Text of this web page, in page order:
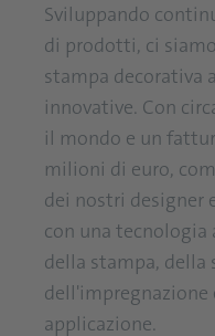
Sviluppando
di prodotti, ci
stampa decorativa
innovative. Con
il mondo e un
milioni di euro,
dei nostri designer
con una tecnologia
della stampa, della
dell'impregnazione
applicazione.